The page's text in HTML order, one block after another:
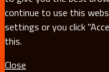
continue to use this
settings or you click
this.
Close